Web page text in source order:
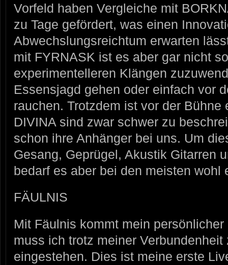
Vorfeld haben Vergleiche mit
zu Tage gefördert, was einen
Abwechslungsreichtum erwarten
mit FYRNASK ist es aber gar nicht
experimentelleren Klängen
Essensjagd gehen oder einfach vor
rauchen. Trotzdem ist vor der
DIVINA sind zwar schwer zu
schon ihre Anhänger bei uns. Um
Gesang, Geprügel, Akustik Gitarren
bedarf es aber bei den meisten wohl
FÄULNIS
Mit Fäulnis kommt mein
muss ich trotz meiner
eingestehen. Dies ist meine erste